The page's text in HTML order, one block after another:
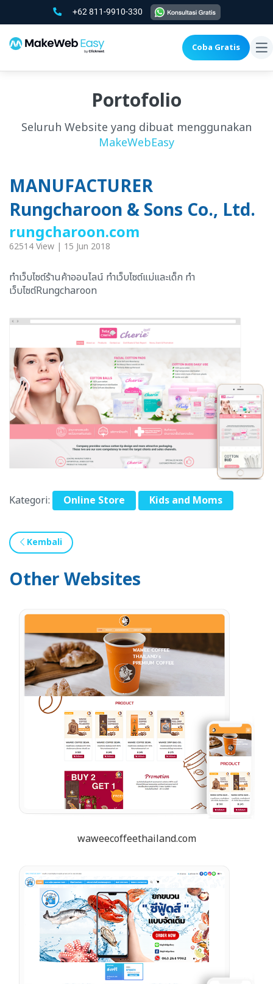
+62 811-9910-330
Coba Gratis
Portofolio
Seluruh Website yang dibuat menggunakan
MakeWebEasy
MANUFACTURER
Rungcharoon & Sons Co., Ltd.
rungcharoon.com
62514 View | 15 Jun 2018
ทำเว็บไซต์ร้านค้าออนไลน์ ทำเว็บไซต์แม่และเด็ก ทำ
เว็บไซต์Rungcharoon
Kategori: Online Store Kids and Moms
Kembali
Other Websites
waweecoffeethailand.com